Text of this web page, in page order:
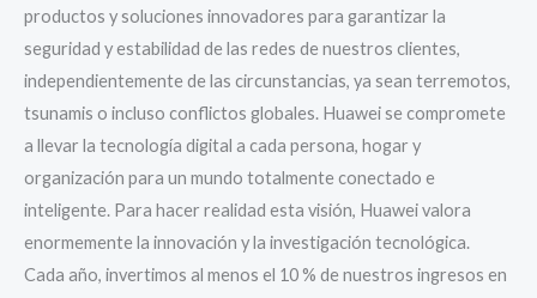
productos y soluciones innovadores para garantizar la
seguridad y estabilidad de las redes de nuestros clientes,
independientemente de las circunstancias, ya sean terremotos,
tsunamis o incluso conflictos globales. Huawei se compromete
a llevar la tecnología digital a cada persona, hogar y
organización para un mundo totalmente conectado e
inteligente. Para hacer realidad esta visión, Huawei valora
enormemente la innovación y la investigación tecnológica.
Cada año, invertimos al menos el 10 % de nuestros ingresos en